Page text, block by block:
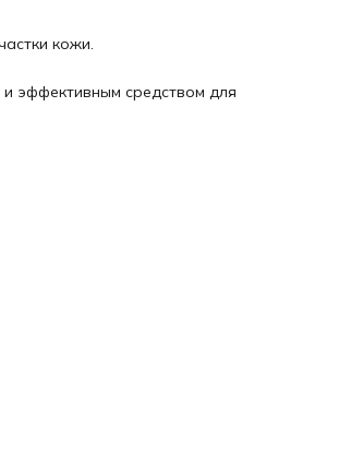
кожи.
эффективным средством для